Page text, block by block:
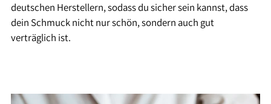
deutschen Herstellern, sodass du sicher sein kannst, dass
dein Schmuck nicht nur schön, sondern auch gut
verträglich ist.